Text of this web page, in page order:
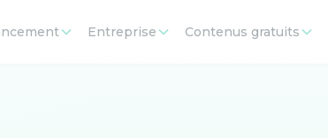
Entreprise Contenus gratuits